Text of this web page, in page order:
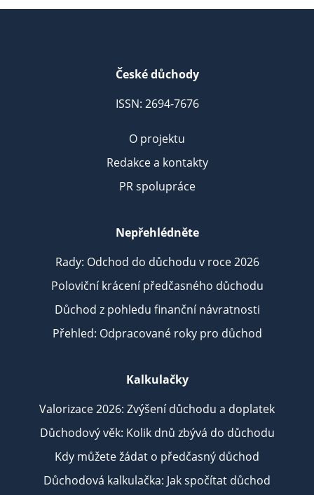
České důchody
ISSN: 2694-7676
O projektu
Redakce a kontakty
PR spolupráce
Nepřehlédněte
Rady: Odchod do důchodu v roce 2026
Poloviční krácení předčasného důchodu
Důchod z pohledu finanční návratnosti
Přehled: Odpracované roky pro důchod
Kalkulačky
Valorizace 2026: Zvýšení důchodu a doplatek
Důchodový věk: Kolik dnů zbývá do důchodu
Kdy můžete žádat o předčasný důchod
Důchodová kalkulačka: Jak spočítat důchod